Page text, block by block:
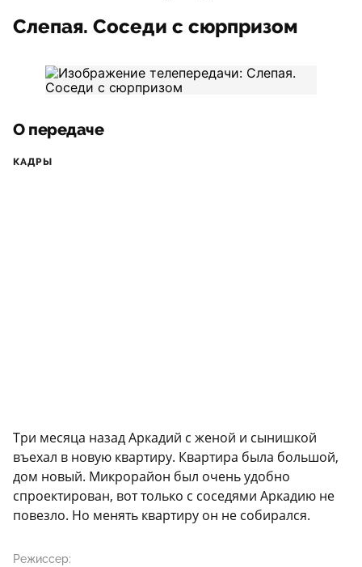
Слепая. Соседи с сюрпризом
О передаче
КАДРЫ
Три месяца назад Аркадий с женой и сынишкой
въехал в новую квартиру. Квартира была большой,
дом новый. Микрорайон был очень удобно
спроектирован, вот только с соседями Аркадию не
повезло. Но менять квартиру он не собирался.
Режиссер: